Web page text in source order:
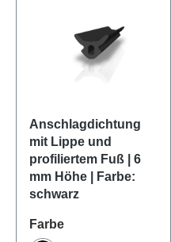
Anschlagdichtung
mit Lippe und
profiliertem Fuß | 6
mm Höhe | Farbe:
schwarz
Farbeauswählen